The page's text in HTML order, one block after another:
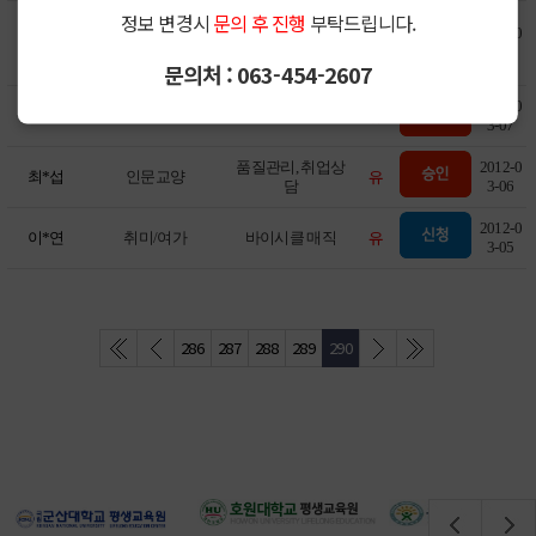
정보 변경시 문의 후 진행 부탁드립니다.
문의처 : 063-454-2607
핸드폰사진강좌,초
보를 위한 디지털
포토샵강의
2012-0
2012-0
3-07
최*섭 인문교양
품질관리, 취업상
담
유
2012-0
3-06
이*연 취미/여가 바이시클 매직 유
2012-0
3-05
286 287 288 289 290